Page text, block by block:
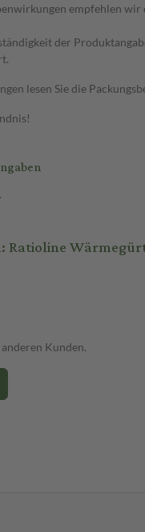
empfehlen
der
lesen Sie die
Kunden.